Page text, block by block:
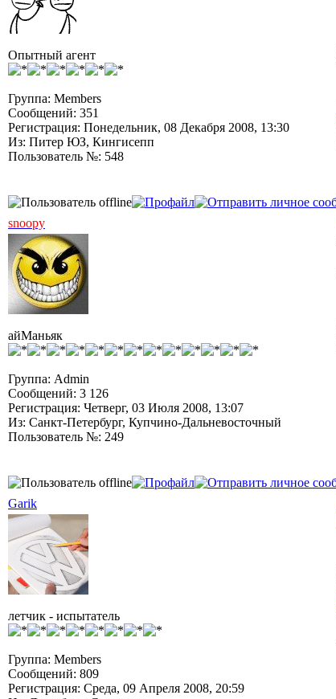
Опытный агент
Группа: Members
Сообщений: 351
Регистрация: Понедельник, 08 Декабря 2008, 13:30
Из: Питер ЮЗ, Кингисепп
Пользователь №: 548
snoopy
айМаньяк
Группа: Admin
Сообщений: 3 126
Регистрация: Четверг, 03 Июля 2008, 13:07
Из: Санкт-Петербург, Купчино-Дальневосточный
Пользователь №: 249
Garik
летчик - испытатель
Группа: Members
Сообщений: 809
Регистрация: Среда, 09 Апреля 2008, 20:59